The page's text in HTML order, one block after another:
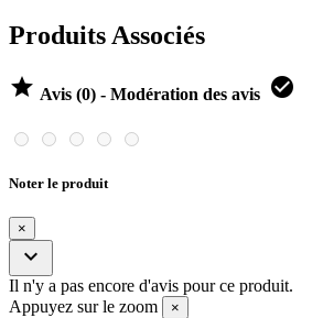
Produits Associés
 Avis (0) - Modération des avis 
Noter le produit
×

Il n'y a pas encore d'avis pour ce produit.
Appuyez sur le zoom
×